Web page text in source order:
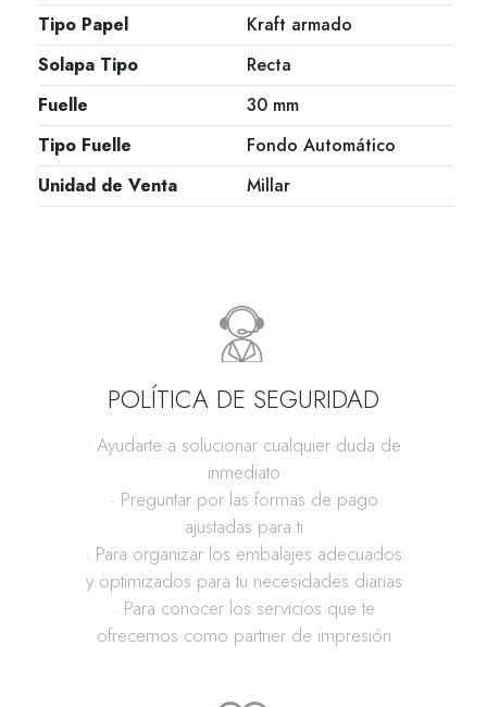
Tipo Papel
Kraft armado
Solapa Tipo
Recta
Fuelle
30 mm
Tipo Fuelle
Fondo Automático
Unidad de Venta
Millar
POLÍTICA DE SEGURIDAD
· Ayudarte a solucionar cualquier duda de
inmediato
· Preguntar por las formas de pago
ajustadas para ti
· Para organizar los embalajes adecuados
y optimizados para tu necesidades diarias
· Para conocer los servicios que te
ofrecemos como partner de impresión